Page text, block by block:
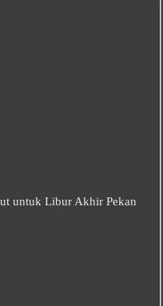
untuk Libur Akhir Pekan